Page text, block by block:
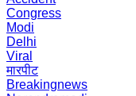
Congress
Modi
Delhi
Viral
मारपीट
Breakingnews